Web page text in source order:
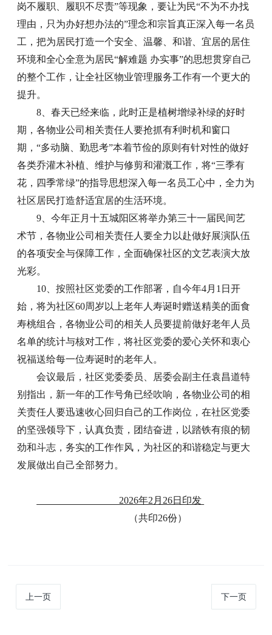
岗不履职、履职不尽责”等现象，要让为民“不为不办找
理由，只为办好想办法的”理念和宗旨真正深入每一名员
工，把为居民打造一个安全、温馨、和谐、宜居的居住
环境和全心全意为居民“解难题 办实事”的思想贯穿自己
的整个工作，让全社区物业管理服务工作有一个更大的
提升。
8、春天已经来临，此时正是植树增绿补绿的好时
期，各物业公司相关责任人要抢抓有利时机和窗口
期，“多动脑、勤思考”本着节俭的原则有针对性的做好
各类乔灌木补植、维护与修剪和灌溉工作，将“三季有
花，四季常绿”的指导思想深入每一名员工心中，全力为
社区居民打造舒适宜居的生活环境。
9、今年正月十五城阳区将举办第三十一届民间艺
术节，各物业公司相关责任人要全力以赴做好展演队伍
的各项安全与保障工作，全面确保社区的文艺表演大放
光彩。
10、按照社区党委的工作部署，自今年4月1日开
始，将为社区60周岁以上老年人寿诞时赠送精美的面食
寿桃组合，各物业公司的相关人员要提前做好老年人员
名单的统计与核对工作，将社区党委的爱心关怀和衷心
祝福送给每一位寿诞时的老年人。
会议最后，社区党委委员、居委会副主任袁昌道特
别指出，新一年的工作号角已经吹响，各物业公司的相
关责任人要迅速收心回归自己的工作岗位，在社区党委
的坚强领导下，认真负责，团结奋进，以踏铁有痕的韧
劲和斗志，务实的工作作风，为社区的和谐稳定与更大
发展做出自己全部努力。
2026年2月26日印发
（共印26份）
上一页 下一页